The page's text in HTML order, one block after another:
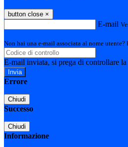
button close ×
E-mail
Non hai una e-mail associata al nome
E-mail inviata, si prega di controllare
Errore
Chiudi
Successo
Chiudi
Informazione